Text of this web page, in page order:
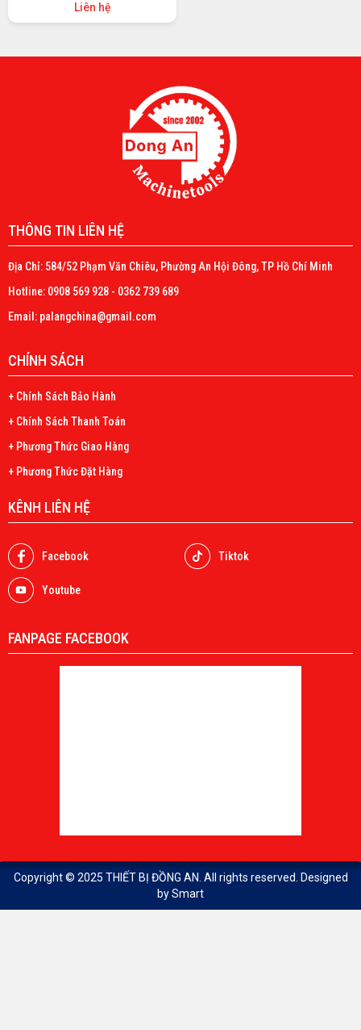
Liên hệ
THÔNG TIN LIÊN HỆ
Địa Chỉ: 584/52 Phạm Văn Chiêu, Phường An Hội Đông, TP Hồ Chí Minh
Hotline: 0908 569 928 - 0362 739 689
Email: palangchina@gmail.com
CHÍNH SÁCH
+ Chính Sách Bảo Hành
+ Chính Sách Thanh Toán
+ Phương Thức Giao Hàng
+ Phương Thức Đặt Hàng
KÊNH LIÊN HỆ
Facebook Tiktok
Youtube
FANPAGE FACEBOOK
Copyright © 2025 THIẾT BỊ ĐỒNG AN . All rights reserved. Designed
bySmart